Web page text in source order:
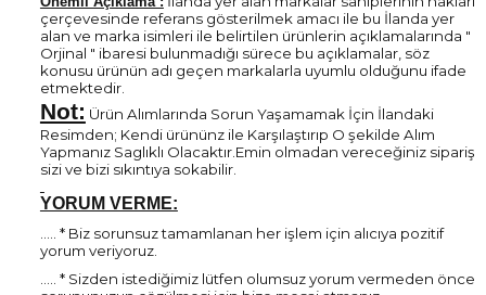
çerçevesinde referans gösterilmek amacı ile bu İlanda yer
alan ve marka isimleri ile belirtilen ürünlerin açıklamalarında "
Orjinal " ibaresi bulunmadığı sürece bu açıklamalar, söz
konusu ürünün adı geçen markalarla uyumlu olduğunu ifade
etmektedir.
Not: Ürün Alımlarında Sorun Yaşamamak İçin İlandaki
Resimden; Kendi ürününz ile Karşılaştırıp O şekilde Alım
Yapmanız Saglıklı Olacaktır.Emin olmadan vereceğiniz sipariş
sizi ve bizi sıkıntıya sokabilir.
YORUM VERME:
..... * Biz sorunsuz tamamlanan her işlem için alıcıya pozitif
yorum veriyoruz.
..... * Sizden istediğimiz lütfen olumsuz yorum vermeden önce